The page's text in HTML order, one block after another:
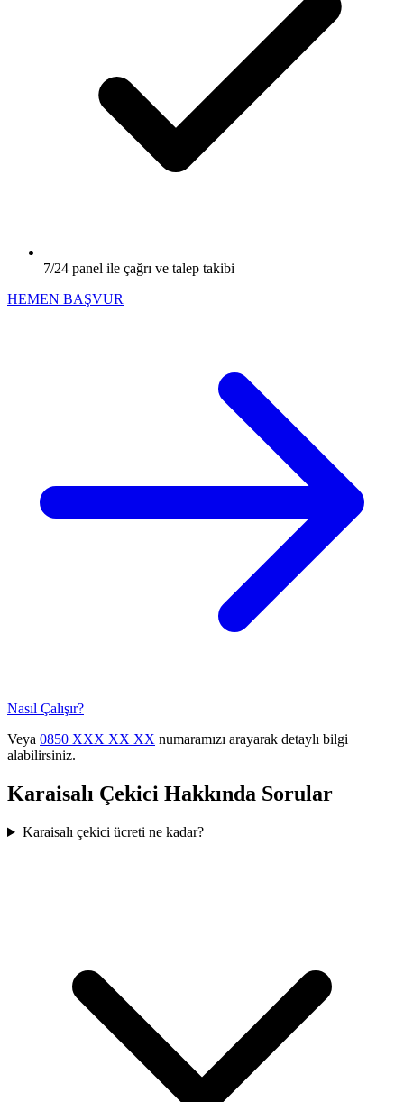
7/24 panel ile çağrı ve talep takibi
HEMEN BAŞVUR
Nasıl Çalışır?
Veya 0850 XXX XX XX numaramızı arayarak detaylı bilgi
alabilirsiniz.
Karaisalı Çekici Hakkında Sorular
Karaisalı çekici ücreti ne kadar?